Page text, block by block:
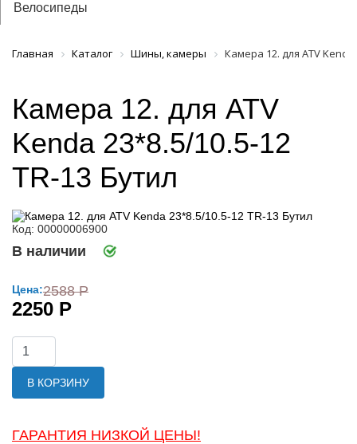
Велосипеды
Главная Каталог Шины, камеры Камера 12. для ATV
Камера 12. для ATV
Kenda 23*8.5/10.5-12
TR-13 Бутил
Код: 00000006900
В наличии
Цена:2588 Р
2250 Р
В КОРЗИНУ
ГАРАНТИЯ НИЗКОЙ ЦЕНЫ!